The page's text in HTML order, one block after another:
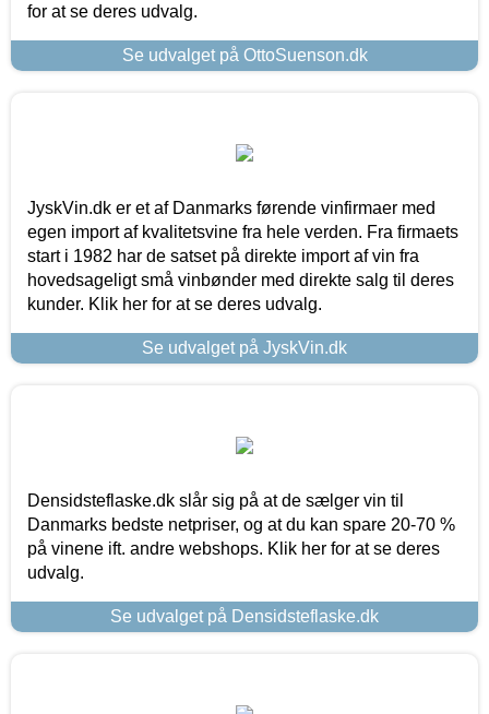
for at se deres udvalg.
Se udvalget på OttoSuenson.dk
JyskVin.dk er et af Danmarks førende vinfirmaer med
egen import af kvalitetsvine fra hele verden. Fra firmaets
start i 1982 har de satset på direkte import af vin fra
hovedsageligt små vinbønder med direkte salg til deres
kunder. Klik her for at se deres udvalg.
Se udvalget på JyskVin.dk
Densidsteflaske.dk slår sig på at de sælger vin til
Danmarks bedste netpriser, og at du kan spare 20-70 %
på vinene ift. andre webshops. Klik her for at se deres
udvalg.
Se udvalget på Densidsteflaske.dk